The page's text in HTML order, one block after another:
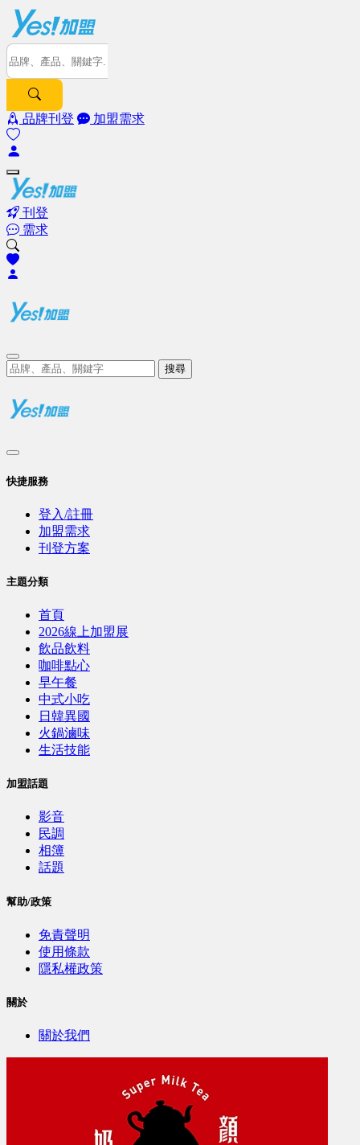
品牌刊登 加盟需求
刊登
需求
搜尋
快捷服務
登入/註冊
加盟需求
刊登方案
主題分類
首頁
2026線上加盟展
飲品飲料
咖啡點心
早午餐
中式小吃
日韓異國
火鍋滷味
生活技能
加盟話題
影音
民調
相簿
話題
幫助/政策
免責聲明
使用條款
隱私權政策
關於
關於我們